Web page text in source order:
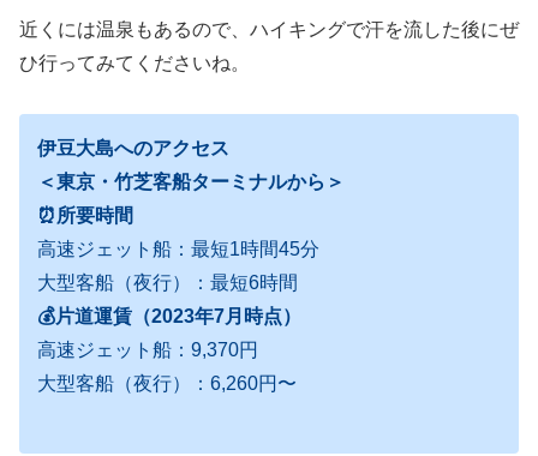
近くには温泉もあるので、ハイキングで汗を流した後にぜ
ひ行ってみてくださいね。
伊豆大島へのアクセス
＜東京・竹芝客船ターミナルから＞
⏰所要時間
高速ジェット船：最短1時間45分
大型客船（夜行）：最短6時間
💰片道運賃（2023年7月時点）
高速ジェット船：9,370円
大型客船（夜行）：6,260円〜